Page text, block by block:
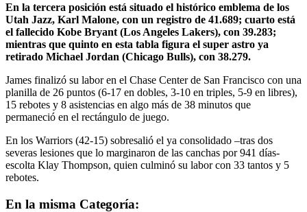
En la tercera posición está situado el histórico emblema de los
Utah Jazz, Karl Malone, con un registro de 41.689; cuarto está
el fallecido Kobe Bryant (Los Angeles Lakers), con 39.283;
mientras que quinto en esta tabla figura el super astro ya
retirado Michael Jordan (Chicago Bulls), con 38.279.
James finalizó su labor en el Chase Center de San Francisco con una
planilla de 26 puntos (6-17 en dobles, 3-10 en triples, 5-9 en libres),
15 rebotes y 8 asistencias en algo más de 38 minutos que
permaneció en el rectángulo de juego.
En los Warriors (42-15) sobresalió el ya consolidado –tras dos
severas lesiones que lo marginaron de las canchas por 941 días-
escolta Klay Thompson, quien culminó su labor con 33 tantos y 5
rebotes.
En la misma Categoría: